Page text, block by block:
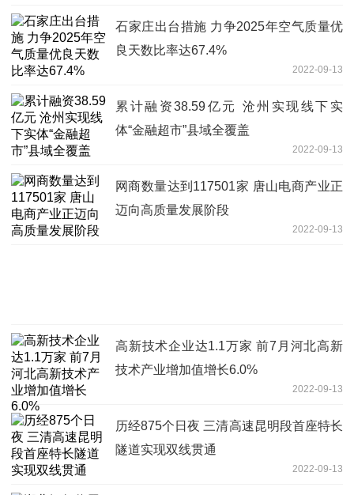
石家庄出台措施 力争2025年空气质量优
良天数比率达67.4%
2022-09-13
累计融资38.59亿元 沧州实现线下实
体“金融超市”县域全覆盖
2022-09-13
网商数量达到117501家 唐山电商产业正
迈向高质量发展阶段
2022-09-13
高新技术企业达1.1万家 前7月河北高新
技术产业增加值增长6.0%
2022-09-13
历经875个日夜 三清高速昆明段首座特长
隧道实现双线贯通
2022-09-13